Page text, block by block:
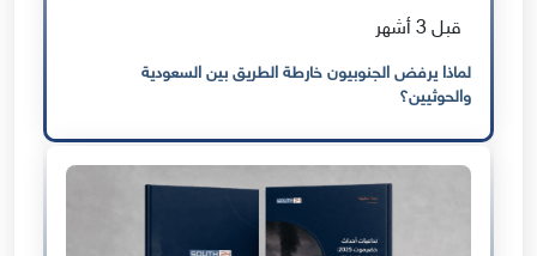
قبل 3 أشهر
لماذا يرفض الجنوبيون خارطة الطريق بين السعودية
والحوثيين؟